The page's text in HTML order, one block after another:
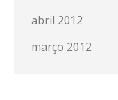
abril 2012
março 2012